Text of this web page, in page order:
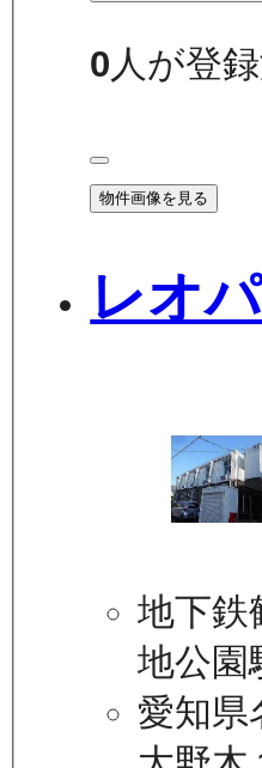
0人が登
物件画像を見る
レオ
地下鉄
地公園
愛知県